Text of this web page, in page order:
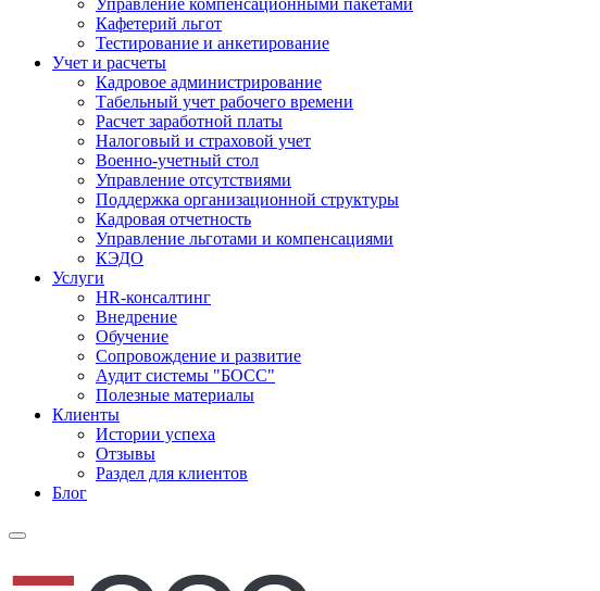
Кафетерий льгот
Тестирование и анкетирование
Учет и расчеты
Кадровое администрирование
Табельный учет рабочего времени
Расчет заработной платы
Налоговый и страховой учет
Военно-учетный стол
Управление отсутствиями
Поддержка организационной структуры
Кадровая отчетность
Управление льготами и компенсациями
КЭДО
Услуги
HR-консалтинг
Внедрение
Обучение
Сопровождение и развитие
Аудит системы "БОСС"
Полезные материалы
Клиенты
Истории успеха
Отзывы
Раздел для клиентов
Блог